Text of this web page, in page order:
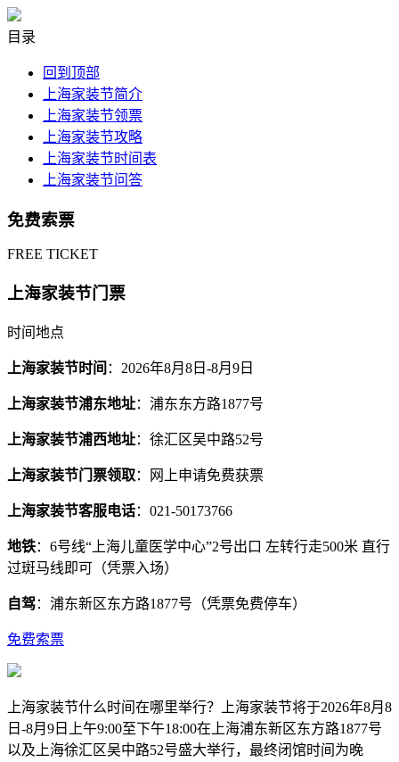
目录
回到顶部
上海家装节简介
上海家装节领票
上海家装节攻略
上海家装节时间表
上海家装节问答
免费索票
FREE TICKET
上海家装节门票
时间地点
上海家装节时间 ：2026年8月8日-8月9日
上海家装节浦东地址：浦东东方路1877号
上海家装节浦西地址：徐汇区吴中路52号
上海家装节门票领取：网上申请免费获票
上海家装节客服电话：021-50173766
地铁：6号线“上海儿童医学中心”2号出口 左转行走500米 直行
过斑马线即可（凭票入场）
自驾：浦东新区东方路1877号（凭票免费停车）
免费索票
上海家装节什么时间在哪里举行？上海家装节将于2026年8月8
日-8月9日上午9:00至下午18:00在上海浦东新区东方路1877号
以及上海徐汇区吴中路52号盛大举行，最终闭馆时间为晚